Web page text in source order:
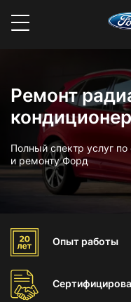
Ремонт
Полный спектр услуг
и ремонту Форд
Опыт работы